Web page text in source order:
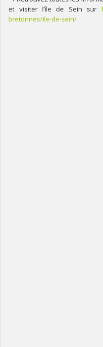
et visiter l’île de Sein sur
bretonnes/ile-de-sein/